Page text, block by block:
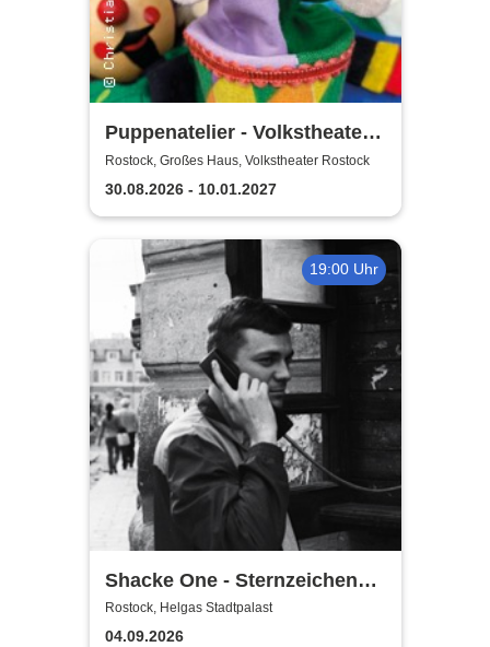
Puppenatelier - Volkstheater
Rostock
Rostock, Großes Haus, Volkstheater Rostock
30.08.2026 - 10.01.2027
19:00 Uhr
Shacke One - Sternzeichen
Boss Tour
Rostock, Helgas Stadtpalast
04.09.2026